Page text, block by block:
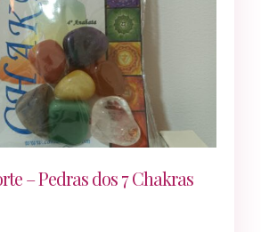
– Pedras dos 7 Chakras